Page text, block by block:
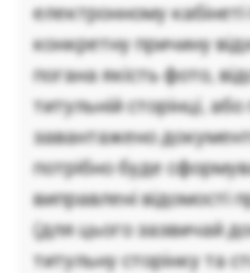
електронному
конкретну причину
погана якість фото,
титульній сторінці,
завантажено
потрібно буде
виправлені відомості
(для цього зазвичай
титульну сторінку та